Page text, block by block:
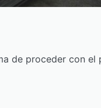
de proceder con el